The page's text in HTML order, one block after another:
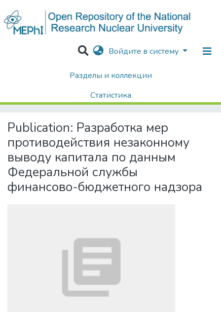
Войдите в систему
Разделы и коллекции
Статистика
Диссертации / Выпускные квалификационные работы
Разработка мер противодействия незаконному выводу капитала по данным Федеральной службы финансово-бюджетного надзора
Publication: Разработка мер
противодействия незаконному
выводу капитала по данным
Федеральной службы
финансово-бюджетного надзора